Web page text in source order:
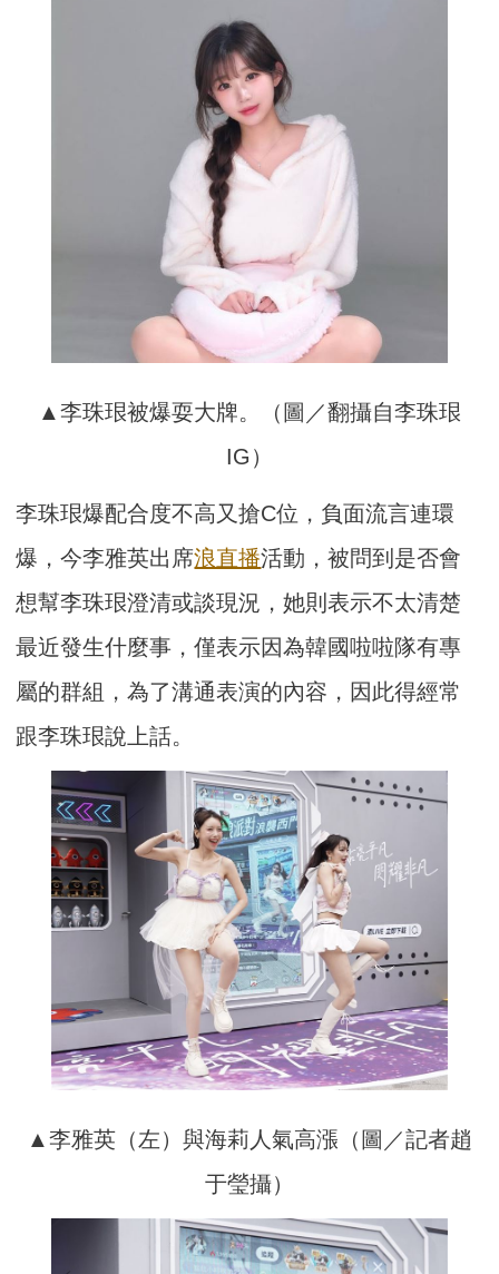
▲李珠珢被爆耍大牌。（圖／翻攝自李珠珢
IG）
李珠珢爆配合度不高又搶C位，負面流言連環
爆，今李雅英出席浪直播活動，被問到是否會
想幫李珠珢澄清或談現況，她則表示不太清楚
最近發生什麼事，僅表示因為韓國啦啦隊有專
屬的群組，為了溝通表演的內容，因此得經常
跟李珠珢說上話。
▲李雅英（左）與海莉人氣高漲（圖／記者趙
于瑩攝）